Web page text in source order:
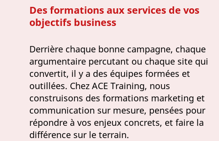
Des formations aux services de vos
objectifs business
Derrière chaque bonne campagne, chaque
argumentaire percutant ou chaque site qui
convertit, il y a des équipes formées et
outillées. Chez ACE Training, nous
construisons des formations marketing et
communication sur mesure, pensées pour
répondre à vos enjeux concrets, et faire la
différence sur le terrain.